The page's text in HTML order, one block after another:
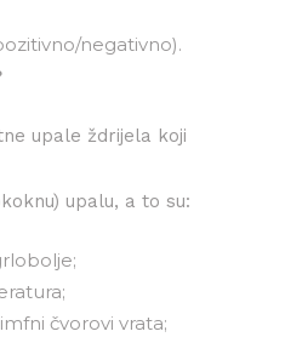
negativno).
upale ždrijela koji
upalu, a to su:
čvorovi vrata;